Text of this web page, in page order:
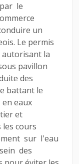
le
un
Le permis
autorisant la
pavillon
des
battant le
eaux
et
cours
sur l'eau
des